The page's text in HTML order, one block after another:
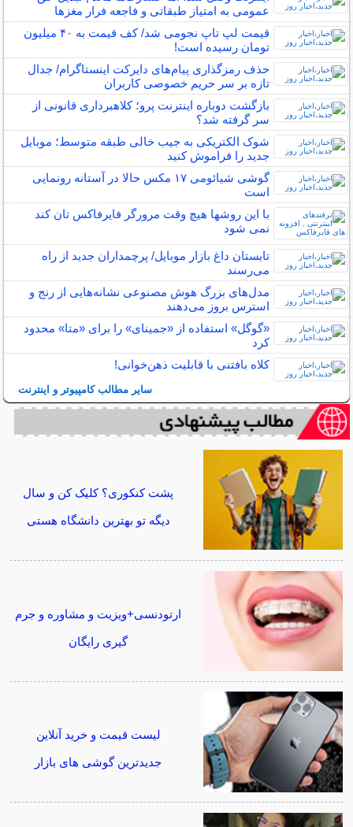
عمومی به امتیاز طبقاتی و فاجعه فرار مغز‌ها
قیمت‌ لپ‌ تاپ نجومی شد/ کف قیمت‌ به ۴۰‌ میلیون
تومان رسیده است!
حذف رمزگذاری پیام‌های دایرکت اینستاگرام/ جدال
تازه بر سر حریم خصوصی کاربران
بازگشت دوباره اینترنت پرو؛ کلاهبرداری قانونی از
سر گرفته شد؟
شوک الکتریکی به جیب خالی طبقه متوسط؛ موبایل
جدید را فراموش کنید
گوشی شیائومی ۱۷ مکس حالا در آستانه رونمایی
است
با این روشها هیچ وقت مرورگر فایرفاکس تان کند
نمی شود
تابستان داغ بازار موبایل/ پرچمداران جدید از راه
می‌رسند
مدل‌های بزرگ هوش مصنوعی نشانه‌هایی از رنج و
استرس بروز می‌دهند
«گوگل» استفاده از «جمینای» را برای «متا» محدود
کرد
کلاه بافتنی با قابلیت ذهن‌خوانی!
سایر مطالب کامپیوتر و اینترنت
پشت کنکوری؟ کلیک کن و سال
دیگه تو بهترین دانشگاه هستی
ارتودنسی+ویزیت و مشاوره و جرم
گیری رایگان
لیست قیمت و خرید آنلاین
جدیدترین گوشی های بازار